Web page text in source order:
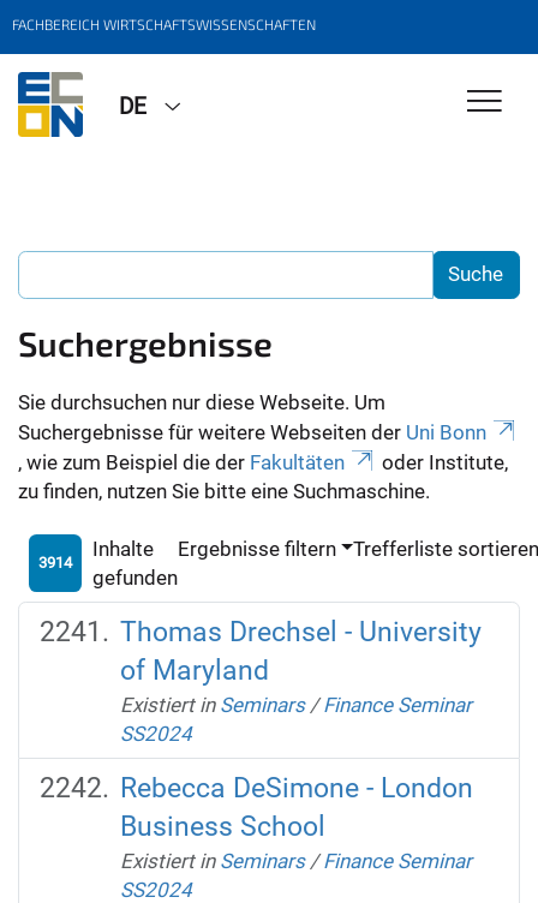
FACHBEREICH WIRTSCHAFTSWISSENSCHAFTEN
DE
Suchergebnisse
Sie durchsuchen nur diese Webseite. Um
Suchergebnisse für weitere Webseiten der Uni Bonn
, wie zum Beispiel die der Fakultäten
oder Institute,
zu finden, nutzen Sie bitte eine Suchmaschine.
3914
Inhalte
gefunden
Ergebnisse filtern Trefferliste
Thomas Drechsel - University
of Maryland
Existiert in Seminars /Finance Seminar
SS2024
Rebecca DeSimone - London
Business School
Existiert in Seminars /Finance Seminar
SS2024